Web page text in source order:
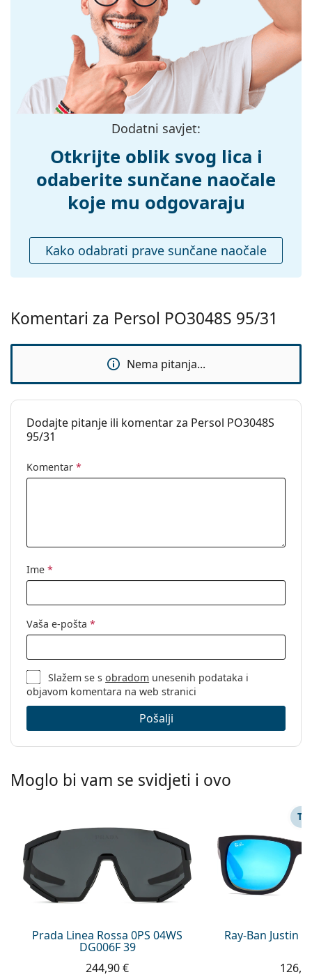
143 mm
Dužina drškice:
145 mm
Širina mosta:
19 mm
Težina:
220 g
Ne
Kutijica:
Da
Da
Ostalo
Spol:
Muške
Kategorija:
Sunčane naočale
Upotreba:
Moda
Ne
Dodatni savjet:
Otkrijte oblik svog lica i
odaberite sunčane naočale
koje mu odgovaraju
Kako odabrati prave sunčane naočale
Komentari za Persol PO3048S 95/31
Nema pitanja...
Dodajte pitanje ili komentar za Persol PO3048S
95/31
Komentar *
Ime *
Vaša e-pošta *
Slažem se sobradom unesenih podataka i
objavom komentara na web stranici
Pošalji
Moglo bi vam se svidjeti i ovo
Prada Linea Rossa 0PS 04WS
DG006F 39
244,90 €
Ray-Ban Justin